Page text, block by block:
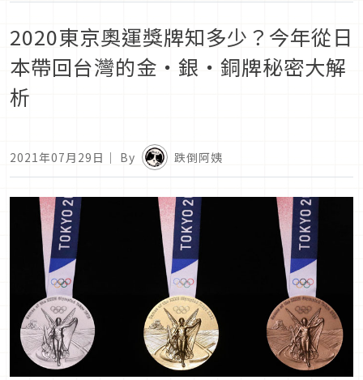
2020東京奧運獎牌知多少？今年從日
本帶回台灣的金・銀・銅牌秘密大解
析
2021年07月29日 ｜ By 跌倒阿姨